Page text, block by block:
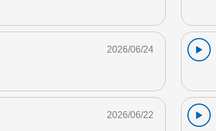
2026/06/24
2026/06/22